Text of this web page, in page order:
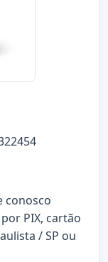
conosco
PIX, cartão
/ SP ou